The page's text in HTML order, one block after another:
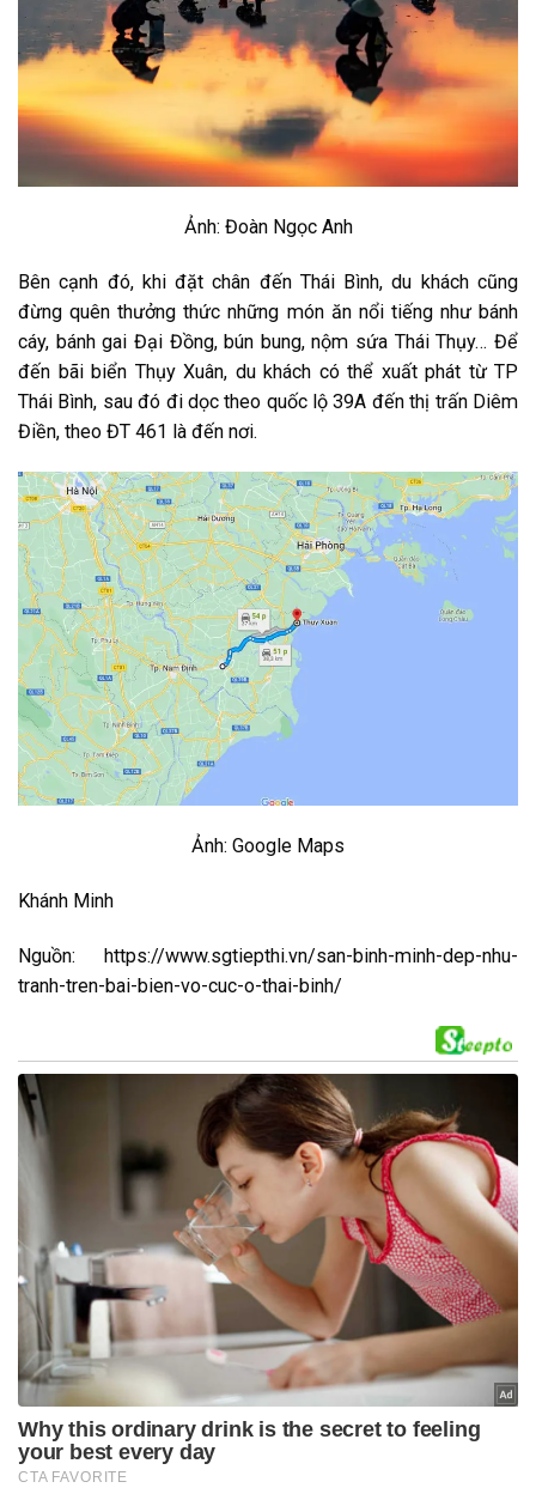
Ảnh: Đoàn Ngọc Anh
Bên cạnh đó, khi đặt chân đến Thái Bình, du khách cũng
đừng quên thưởng thức những món ăn nổi tiếng như bánh
cáy, bánh gai Đại Đồng, bún bung, nộm sứa Thái Thụy… Để
đến bãi biển Thụy Xuân, du khách có thể xuất phát từ TP
Thái Bình, sau đó đi dọc theo quốc lộ 39A đến thị trấn Diêm
Điền, theo ĐT 461 là đến nơi.
Ảnh: Google Maps
Khánh Minh
Nguồn: https://www.sgtiepthi.vn/san-binh-minh-dep-nhu-
tranh-tren-bai-bien-vo-cuc-o-thai-binh/